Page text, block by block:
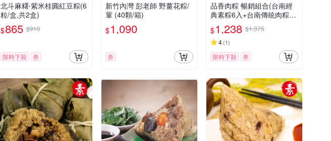
北斗麻糬‧紫米桂圓紅豆粽(6
粒/盒,共2盒)
$865 $910
限時下殺 券
新竹內灣 彭老師 野薑花粽/
葷 (40顆/箱)
$1,090
券
品香肉粽 暢銷組合(台南經
典素粽6入+台南傳統肉粽6
入)
$1,238 $1,375
4(1)
限時下殺 券